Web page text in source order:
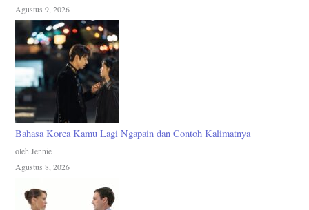
Agustus 9, 2026
Bahasa Korea Kamu Lagi Ngapain dan Contoh Kalimatnya
oleh Jennie
Agustus 8, 2026